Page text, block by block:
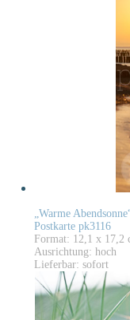
„Warme
Postkarte pk3116
Format: 12,1 x 17,2
Ausrichtung: hoch
Lieferbar: sofort